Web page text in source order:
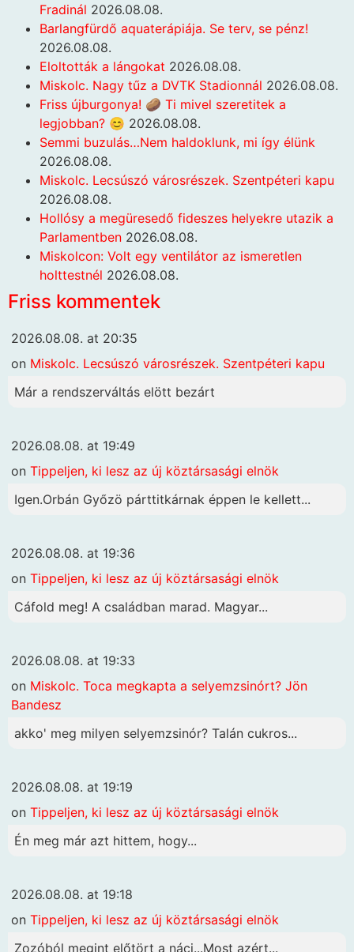
Fradinál 2026.08.08.
Barlangfürdő aquaterápiája. Se terv, se pénz!
2026.08.08.
Eloltották a lángokat 2026.08.08.
Miskolc. Nagy tűz a DVTK Stadionnál 2026.08.08.
Friss újburgonya! 🥔 Ti mivel szeretitek a
legjobban? 😊 2026.08.08.
Semmi buzulás…Nem haldoklunk, mi így élünk
2026.08.08.
Miskolc. Lecsúszó városrészek. Szentpéteri kapu
2026.08.08.
Hollósy a megüresedő fideszes helyekre utazik a
Parlamentben 2026.08.08.
Miskolcon: Volt egy ventilátor az ismeretlen
holttestnél 2026.08.08.
Friss kommentek
2026.08.08. at 20:35
on Miskolc. Lecsúszó városrészek. Szentpéteri kapu
Már a rendszerváltás elött bezárt
2026.08.08. at 19:49
on Tippeljen, ki lesz az új köztársasági elnök
Igen.Orbán Győzö párttitkárnak éppen le kellett...
2026.08.08. at 19:36
on Tippeljen, ki lesz az új köztársasági elnök
Cáfold meg! A családban marad. Magyar...
2026.08.08. at 19:33
on Miskolc. Toca megkapta a selyemzsinórt? Jön
Bandesz
akko' meg milyen selyemzsinór? Talán cukros...
2026.08.08. at 19:19
on Tippeljen, ki lesz az új köztársasági elnök
Én meg már azt hittem, hogy...
2026.08.08. at 19:18
on Tippeljen, ki lesz az új köztársasági elnök
Zozóból megint előtört a náci...Most azért...